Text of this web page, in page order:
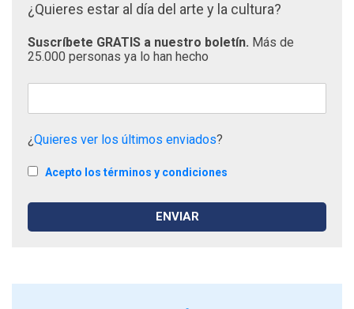
¿Quieres estar al día del arte y la cultura?
Suscríbete GRATIS a nuestro boletín. Más de
25.000 personas ya lo han hecho
¿Quieres ver los últimos enviados?
Acepto los términos y condiciones